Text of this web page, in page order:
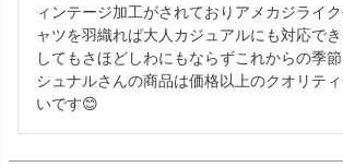
ィンテージ加工がされておりアメカジライ
ャツを羽織れば大人カジュアルにも対応で
してもさほどしわにもならずこれからの季
シュナルさんの商品は価格以上のクオリテ
いです😊